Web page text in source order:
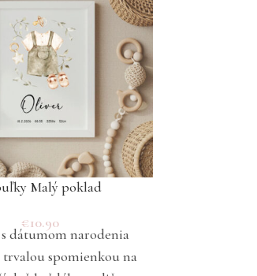
Malý poklad
€10.90
dátumom narodenia
trvalou spomienkou na